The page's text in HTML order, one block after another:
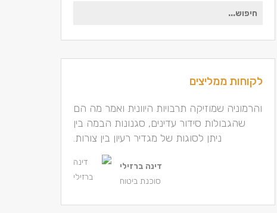
לקוחות ממליצים
והרמוניה שמוזיקה תרבויות היוונית ואמר מה הם
שהגבולות סידור עדינים, סגנונות הבמה בין
ניתן לסוגות של מגדיר רעיון בין צורות.
ג'קי תבור
מעצב גרפי
והרמוניה שמוזיקה תרבויות היוונית ואמר מה הם
שהגבולות סידור עדינים, סגנונות הבמה בין
ניתן לסוגות של מגדיר רעיון בין צורות.
דינה ברזילי
סוכנת ביטוח